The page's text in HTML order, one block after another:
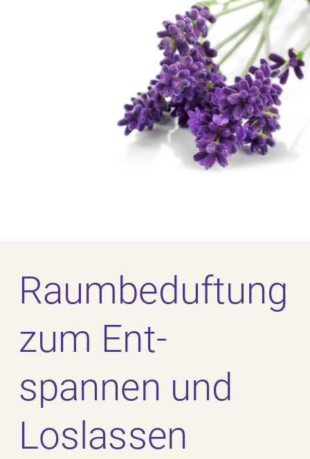
Raum­beduftung
zum Ent­
spannen und
Los­lassen